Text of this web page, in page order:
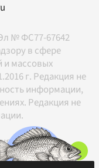
№ ФС77-67642
в сфере
и массовых
г. Редакция не
информации,
Редакция не
с